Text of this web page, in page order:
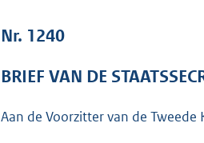
Nr. 1240
BRIEF VAN DE
Aan de Voorzitter van de